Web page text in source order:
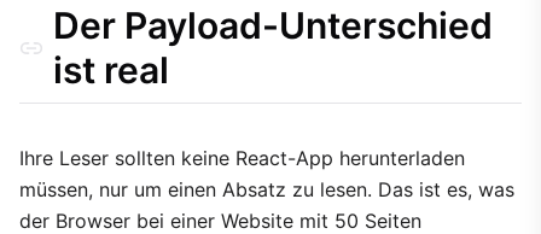
Der Payload-Unterschied
ist real
Ihre Leser sollten keine React-App herunterladen
müssen, nur um einen Absatz zu lesen. Das ist es, was
der Browser bei einer Website mit 50 Seiten